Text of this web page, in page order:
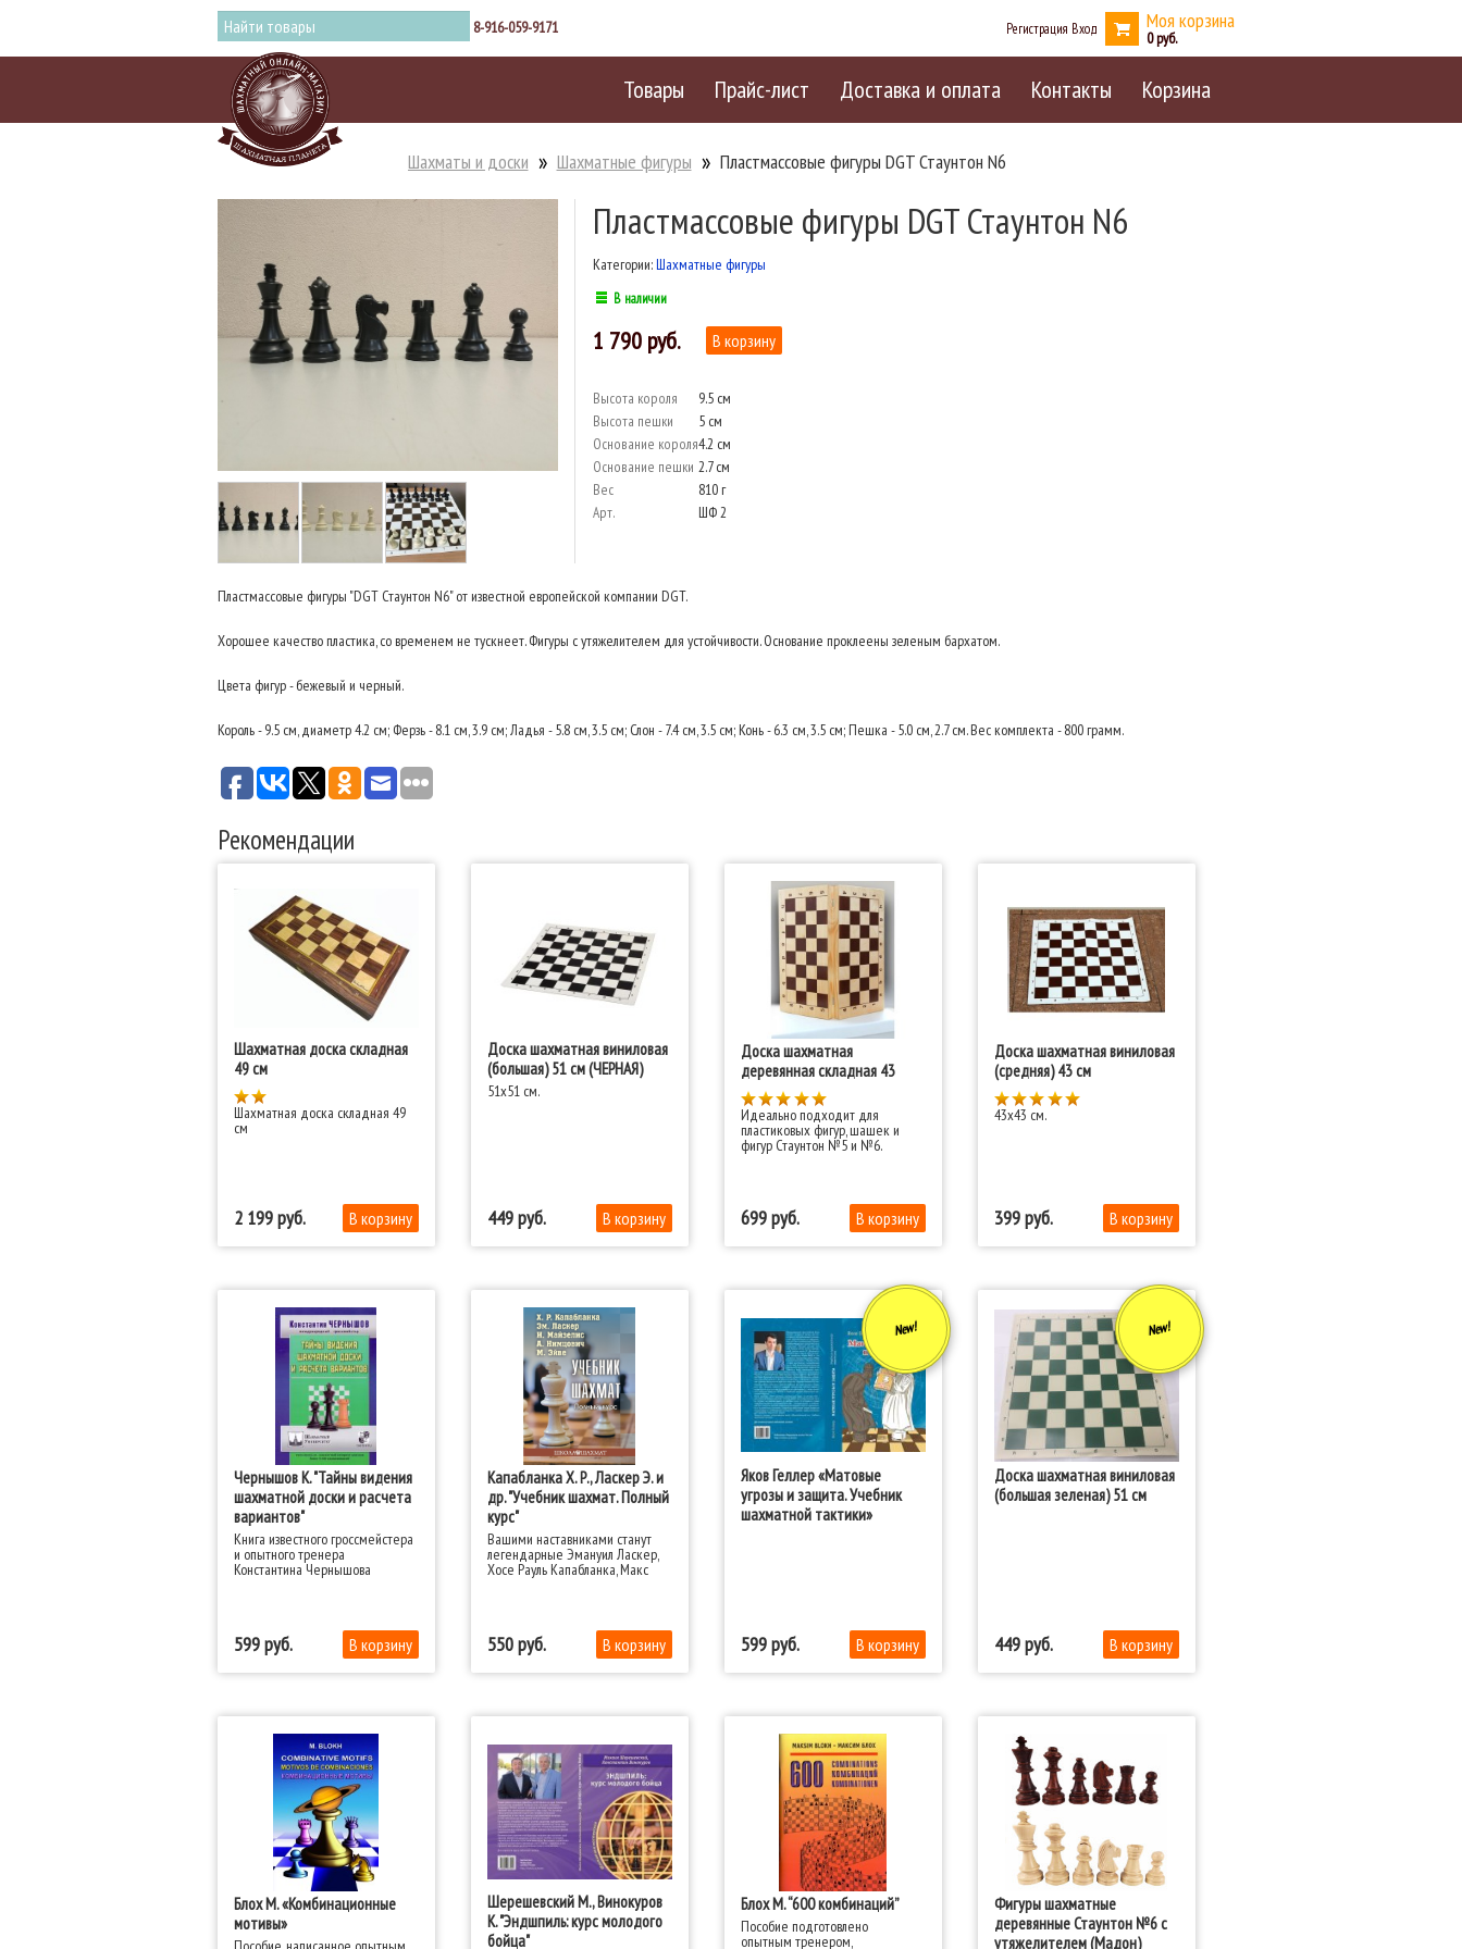
8-916-059-9171 Регистрация Вход Моя корзина
0
Товары Прайс-лист Доставка и оплата Контакты Корзина
Шахматы и доски Шахматные фигуры Пластмассовые фигуры DGT Стаунтон N6
Пластмассовые фигуры DGT Стаунтон N6
Категории:Шахматные фигуры
В наличии
1 790
Высота короля
9.5 см
Высота пешки
5 см
Основание короля4.2 см
Основание пешки 2.7 см
Вес
810 г
Арт.
ШФ 2
Пластмассовые фигуры "DGT Стаунтон N6" от известной европейской компании DGT.
Хорошее качество пластика, со временем не тускнеет. Фигуры с утяжелителем для устойчивости. Основание проклеены зеленым бархатом.
Цвета фигур - бежевый и черный.
Король - 9.5 см, диаметр 4.2 см; Ферзь - 8.1 см, 3.9 см; Ладья - 5.8 см, 3.5 см; Слон - 7.4 см, 3.5 см; Конь - 6.3 см, 3.5 см; Пешка - 5.0 см, 2.7 см. Вес комплекта - 800 грамм.
Рекомендации
Шахматная доска складная
49 см
Шахматная доска складная 49
см
2 199
Доска шахматная виниловая
(большая) 51 см (ЧЕРНАЯ)
51x51 см.
449
Доска шахматная
деревянная складная 43
Идеально подходит для
пластиковых фигур, шашек и
фигур Стаунтон №5 и №6.
699
Доска шахматная виниловая
(средняя) 43 см
43x43 см.
399
Чернышов К. "Тайны видения
шахматной доски и расчета
вариантов"
Книга известного гроссмейстера
и опытного тренера
Константина Чернышова
представляет собой новую,
видения доски и концентрации
внимания.
599
Капабланка Х. Р., Ласкер Э. и
др. "Учебник шахмат. Полный
курс"
Вашими наставниками станут
легендарные Эмануил Ласкер,
Хосе Рауль Капабланка, Макс
Эйве, Арон Нимцович и другие.
550
New!
Яков Геллер «Матовые
угрозы и защита. Учебник
шахматной тактики»
599
New!
Доска шахматная виниловая
(большая зеленая) 51 см
449
Блох М. «Комбинационные
мотивы»
Шерешевский М., Винокуров
К. "Эндшпиль: курс молодого
бойца"
Блох М. “600 комбинаций”
Пособие подготовлено
опытным тренером,
Фигуры шахматные
деревянные Стаунтон №6 с
утяжелителем (Мадон)